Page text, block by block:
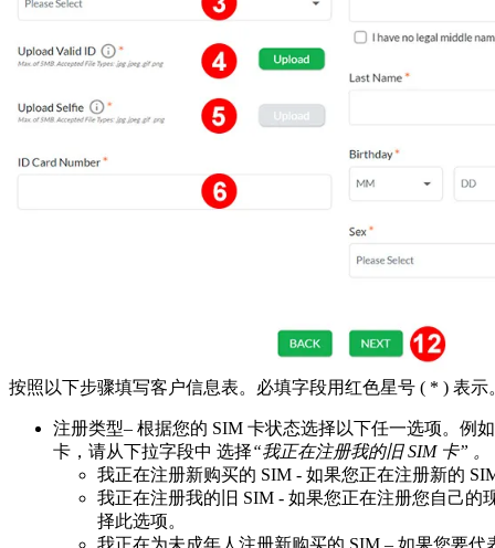
按照以下步骤填写客户信息表。必填字段用红色星号 ( * ) 表示
注册类型– 根据您的 SIM 卡状态选择以下任一选项。例
卡，请从下拉字段中 选择“我正在注册我的旧 SIM 卡” 。
我正在注册新购买的 SIM - 如果您正在注册新的
我正在注册我的旧 SIM - 如果您正在注册您自己的
择此选项。
我正在为未成年人注册新购买的 SIM – 如果您要代